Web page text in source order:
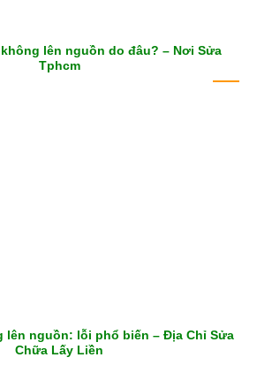
lên nguồn do đâu? – Nơi Sửa
Tphcm
lên nguồn: lỗi phổ biến – Địa Chỉ Sửa
Chữa Lấy Liền